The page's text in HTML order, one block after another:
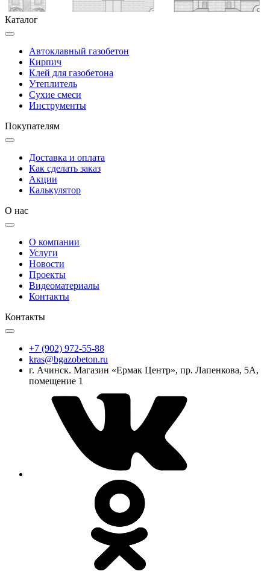
Каталог
Автоклавный газобетон
Кирпич
Клей для газобетона
Утеплитель
Сухие смеси
Инструменты
Покупателям
Доставка и оплата
Как сделать заказ
Акции
Калькулятор
О нас
О компании
Услуги
Новости
Проекты
Видеоматериалы
Контакты
Контакты
+7 (902) 972-55-88
kras@bgazobeton.ru
г. Ачинск. Магазин «Ермак Центр», пр. Лапенкова, 5А,
помещение 1